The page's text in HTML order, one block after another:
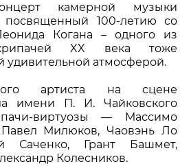
камерной музыки
посвященный 100-летию со
Когана – одного из
XX века тоже
удивительной атмосферой.
артиста на сцене
имени П. И. Чайковского
виртуозы — Массимо
Павел Милюков, Чаовэнь Ло
Саченко, Грант Башмет,
Колесников.